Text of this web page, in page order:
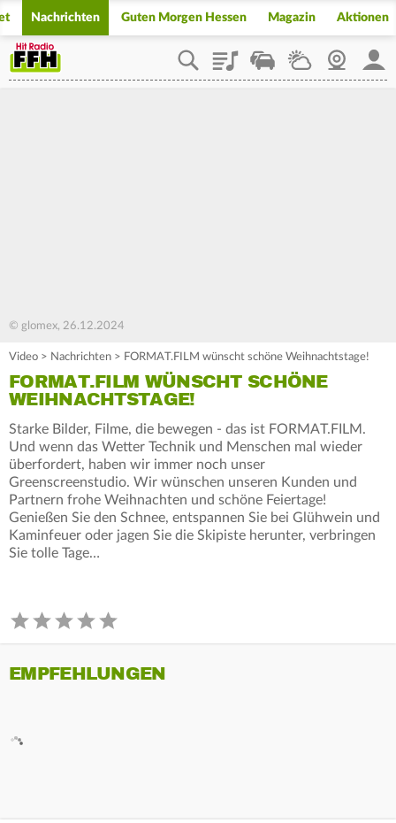
Nachrichten Guten Morgen Hessen Magazin Aktionen
PlaylistStaupilotWetterWebcam
© glomex, 26.12.2024
Video > Nachrichten > FORMAT.FILM wünscht schöne Weihnachtstage!
FORMAT.FILM WÜNSCHT SCHÖNE
WEIHNACHTSTAGE!
Starke Bilder, Filme, die bewegen - das ist FORMAT.FILM.
Und wenn das Wetter Technik und Menschen mal wieder
überfordert, haben wir immer noch unser
Greenscreenstudio. Wir wünschen unseren Kunden und
Partnern frohe Weihnachten und schöne Feiertage!
Genießen Sie den Schnee, entspannen Sie bei Glühwein und
Kaminfeuer oder jagen Sie die Skipiste herunter, verbringen
Sie tolle Tage…
EMPFEHLUNGEN